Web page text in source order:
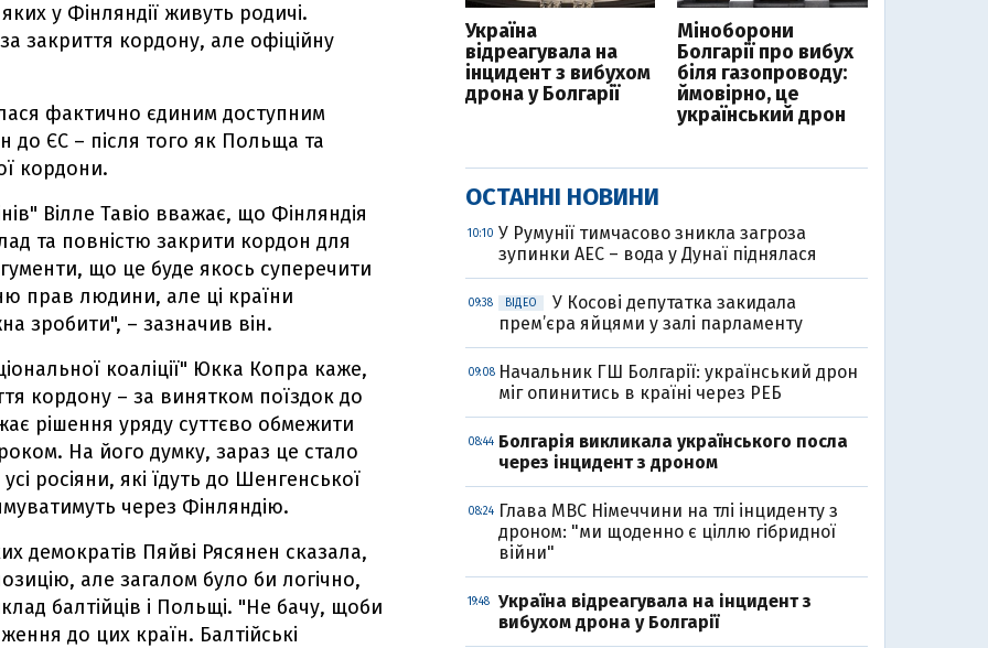
у Фінляндії живуть родичі.
закриття кордону, але офіційну
фактично єдиним доступним
до ЄС – після того як Польща та
кордони.
Вілле Тавіо вважає, що Фінляндія
та повністю закрити кордон для
що це буде якось суперечити
прав людини, але ці країни
зробити", – зазначив він.
коаліції" Юкка Копра каже,
кордону – за винятком поїздок до
рішення уряду суттєво обмежити
На його думку, зараз це стало
росіяни, які їдуть до Шенгенської
через Фінляндію.
демократів Пяйві Рясянен сказала,
але загалом було би логічно,
балтійців і Польщі. "Не бачу, щоби
до цих країн. Балтійські
Україна
відреагувала на
інцидент з вибухом
дрона у Болгарії
Міноборони
Болгарії про вибух
біля газопроводу:
ймовірно, це
український дрон
ОСТАННІ НОВИНИ
10:10 У Румунії тимчасово зникла загроза
зупинки АЕС – вода у Дунаї піднялася
09:38 ВІДЕО
У Косові депутатка закидала
прем’єра яйцями у залі парламенту
09:08 Начальник ГШ Болгарії: український дрон
міг опинитись в країні через РЕБ
08:44 Болгарія викликала українського посла
через інцидент з дроном
08:24
Глава МВС Німеччини на тлі інциденту з
дроном: "ми щоденно є ціллю гібридної
війни"
19:48
Україна відреагувала на інцидент з
вибухом дрона у Болгарії